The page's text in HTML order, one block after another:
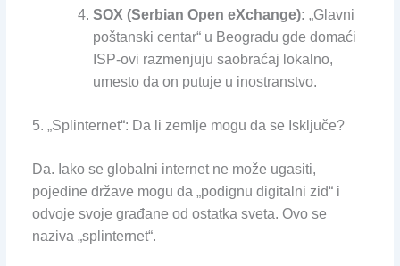
SOX (Serbian Open eXchange): „Glavni
poštanski centar“ u Beogradu gde domaći
ISP-ovi razmenjuju saobraćaj lokalno,
umesto da on putuje u inostranstvo.
5. „Splinternet“: Da li zemlje mogu da se Isključe?
Da. Iako se globalni internet ne može ugasiti,
pojedine države mogu da „podignu digitalni zid“ i
odvoje svoje građane od ostatka sveta. Ovo se
naziva „splinternet“.